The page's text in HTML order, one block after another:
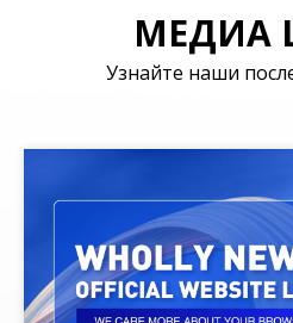
МЕДИА
Узнайте наши